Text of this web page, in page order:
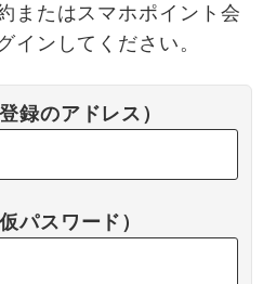
またはスマホポイント会
インしてください。
録のアドレス）
パスワード）